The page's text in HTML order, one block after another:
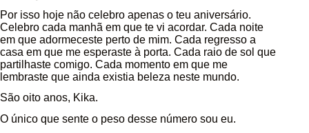
Por isso hoje não celebro apenas o teu aniversário.
Celebro cada manhã em que te vi acordar. Cada noite
em que adormeceste perto de mim. Cada regresso a
casa em que me esperaste à porta. Cada raio de sol que
partilhaste comigo. Cada momento em que me
lembraste que ainda existia beleza neste mundo.
São oito anos, Kika.
O único que sente o peso desse número sou eu.